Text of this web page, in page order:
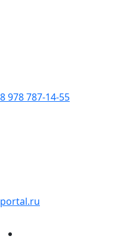
8 978 787-14-55
portal.ru